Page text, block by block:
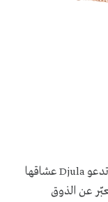
Djula عشاقها
عن الذوق